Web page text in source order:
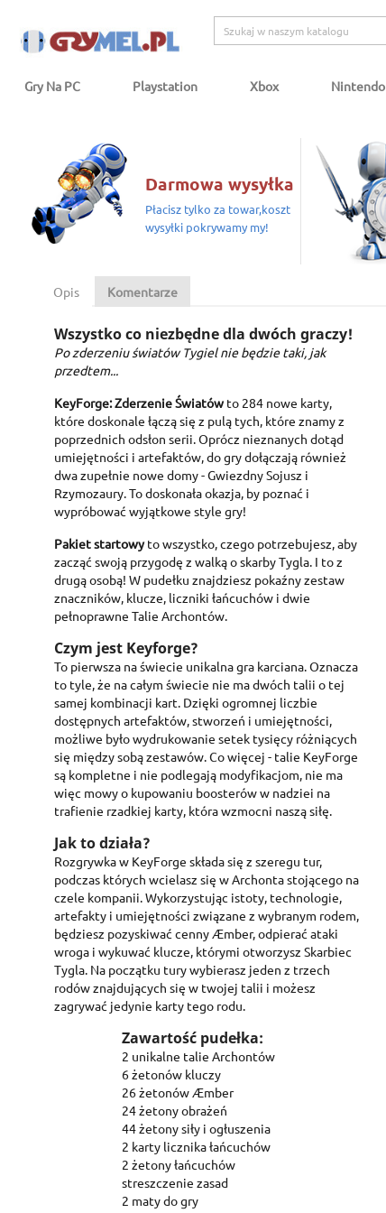
Gry Na PC Playstation Xbox Nintendo
Darmowa wysyłka
Płacisz tylko za towar,koszt
wysyłki pokrywamy my!
Opis Komentarze
Wszystko co niezbędne dla dwóch graczy!
Po zderzeniu światów Tygiel nie będzie taki, jak
przedtem...
KeyForge: Zderzenie Światówto 284 nowe karty,
które doskonale łączą się z pulą tych, które znamy z
poprzednich odsłon serii. Oprócz nieznanych dotąd
umiejętności i artefaktów, do gry dołączają również
dwa zupełnie nowe domy - Gwiezdny Sojusz i
Rzymozaury. To doskonała okazja, by poznać i
wypróbować wyjątkowe style gry!
Pakiet startowyto wszystko, czego potrzebujesz, aby
zacząć swoją przygodę z walką o skarby Tygla. I to z
drugą osobą! W pudełku znajdziesz pokaźny zestaw
znaczników, klucze, liczniki łańcuchów i dwie
pełnoprawne Talie Archontów.
Czym jest Keyforge?
To pierwsza na świecie unikalna gra karciana. Oznacza
to tyle, że na całym świecie nie ma dwóch talii o tej
samej kombinacji kart. Dzięki ogromnej liczbie
dostępnych artefaktów, stworzeń i umiejętności,
możliwe było wydrukowanie setek tysięcy różniących
się między sobą zestawów. Co więcej - talie KeyForge
są kompletne i nie podlegają modyfikacjom, nie ma
więc mowy o kupowaniu boosterów w nadziei na
trafienie rzadkiej karty, która wzmocni naszą siłę.
Jak to działa?
Rozgrywka w KeyForge składa się z szeregu tur,
podczas których wcielasz się w Archonta stojącego na
czele kompanii. Wykorzystując istoty, technologie,
artefakty i umiejętności związane z wybranym rodem,
będziesz pozyskiwać cenny Æmber, odpierać ataki
wroga i wykuwać klucze, którymi otworzysz Skarbiec
Tygla. Na początku tury wybierasz jeden z trzech
rodów znajdujących się w twojej talii i możesz
zagrywać jedynie karty tego rodu.
Zawartość pudełka:
2 unikalne talie Archontów
6 żetonów kluczy
26 żetonów Æmber
24 żetony obrażeń
44 żetony siły i ogłuszenia
2 karty licznika łańcuchów
2 żetony łańcuchów
streszczenie zasad
2 maty do gry